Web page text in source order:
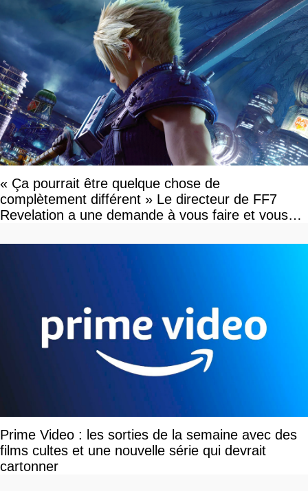
« Ça pourrait être quelque chose de
complètement différent » Le directeur de FF7
Revelation a une demande à vous faire et vous
Prime Video : les sorties de la semaine avec des
films cultes et une nouvelle série qui devrait
cartonner